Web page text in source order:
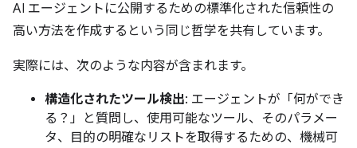
AI エージェントに公開するための標準化された信頼性の
高い方法を作成するという同じ哲学を共有しています。
実際には、次のような内容が含まれます。
構造化されたツール検出: エージェントが「何ができ
る？」と質問し、使用可能なツール、そのパラメー
タ、目的の明確なリストを取得するための、機械可